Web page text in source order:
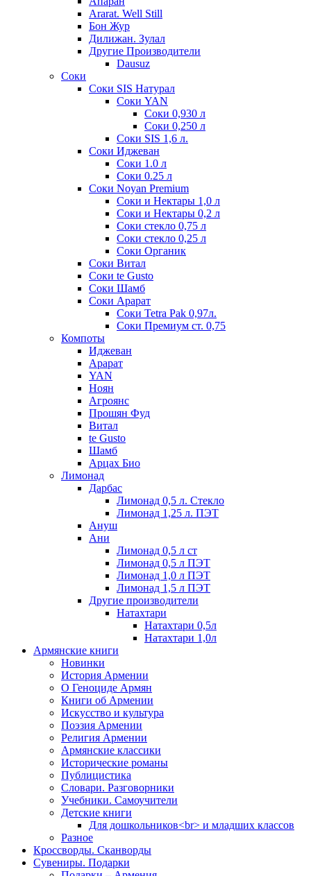
Ararat. Well Still
Бон Жур
Дилижан. Зулал
Другие Производители
Dausuz
Соки
Соки SIS Натурал
Соки YAN
Соки 0,930 л
Соки 0,250 л
Соки SIS 1,6 л.
Соки Иджеван
Соки 1.0 л
Соки 0.25 л
Соки Noyan Premium
Соки и Нектары 1,0 л
Соки и Нектары 0,2 л
Соки стекло 0,75 л
Соки стекло 0,25 л
Соки Органик
Соки Витал
Соки te Gusto
Соки Шамб
Соки Арарат
Соки Tetra Pak 0,97л.
Соки Премиум ст. 0,75
Компоты
Иджеван
Арарат
YAN
Ноян
Агроянс
Прошян Фуд
Витал
te Gusto
Шамб
Арцах Био
Лимонад
Дарбас
Лимонад 0,5 л. Стекло
Лимонад 1,25 л. ПЭТ
Ануш
Ани
Лимонад 0,5 л ст
Лимонад 0,5 л ПЭТ
Лимонад 1,0 л ПЭТ
Лимонад 1,5 л ПЭТ
Другие производители
Натахтари
Натахтари 0,5л
Натахтари 1,0л
Армянские книги
Новинки
История Армении
О Геноциде Армян
Книги об Армении
Иcкусство и культура
Поэзия Армении
Религия Армении
Армянские классики
Исторические романы
Публицистика
Словари. Разговорники
Учебники. Самоучители
Детские книги
Для дошкольников<br> и младших классов
Разное
Кроссворды. Сканворды
Сувениры. Подарки